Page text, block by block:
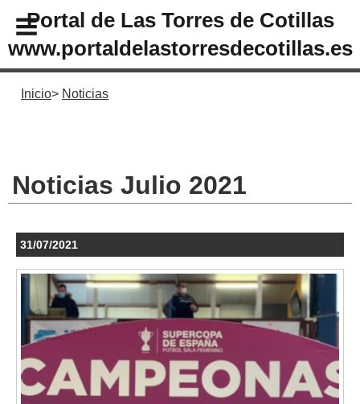
Portal de Las Torres de Cotillas
www.portaldelastorresdecotillas.es
Inicio Noticias
Noticias Julio 2021
31/07/2021